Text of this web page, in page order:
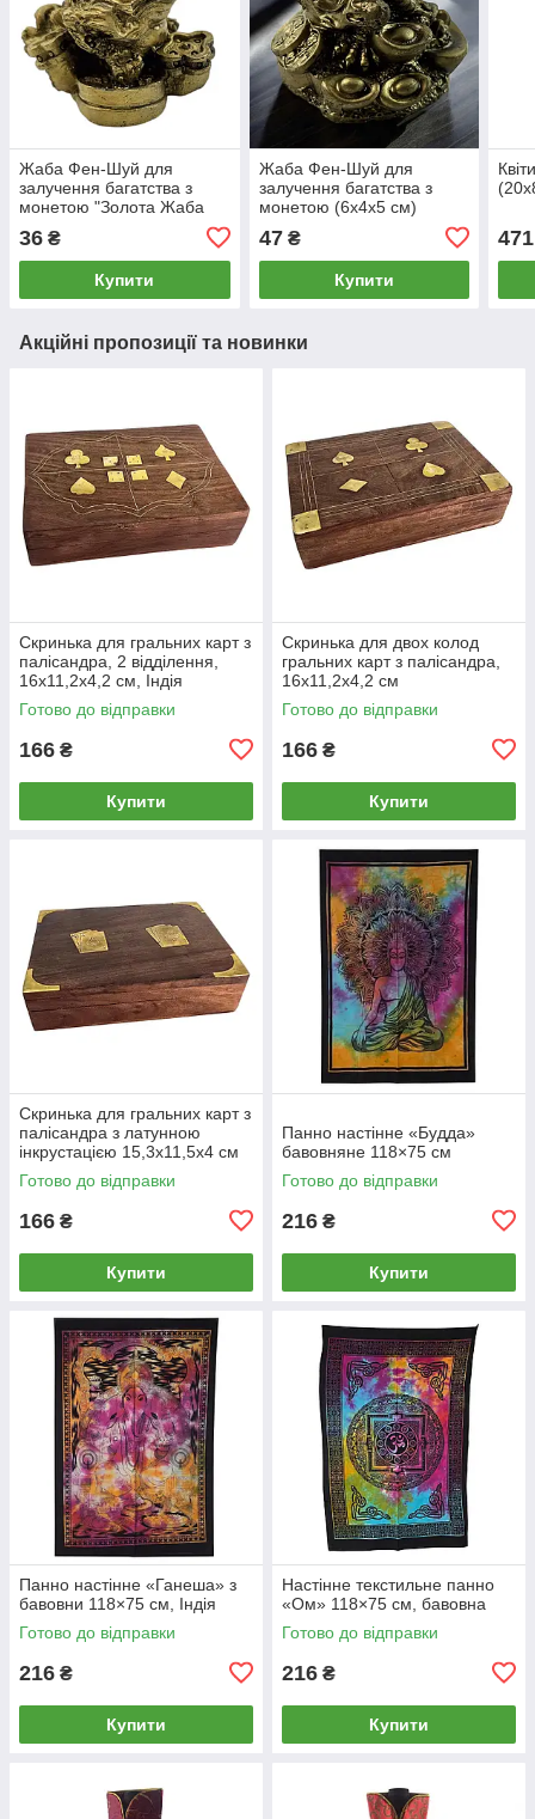
Жаба Фен-Шуй для
залучення багатства з
монетою "Золота Жаба
8х3, 8 см)
36 ₴
Купити
Жаба Фен-Шуй для
залучення багатства з
монетою (6х4х5 см)
47₴
Купити
471
Акційні пропозиції та новинки
Скринька для гральних карт з
палісандра, 2 відділення,
16х11,2х4,2 см, Індія
Готово до відправки
166 ₴
Купити
Скринька для двох колод
гральних карт з палісандра,
16х11,2х4,2 см
Готово до відправки
166 ₴
Купити
Скринька для гральних карт з
палісандра з латунною
інкрустацією 15,3х11,5х4 см
Готово до відправки
166 ₴
Купити
Панно настінне «Будда»
бавовняне 118×75 см
Готово до відправки
216 ₴
Купити
Панно настінне «Ганеша» з
бавовни 118×75 см, Індія
Готово до відправки
216 ₴
Купити
Настінне текстильне панно
«Ом» 118×75 см, бавовна
Готово до відправки
216 ₴
Купити